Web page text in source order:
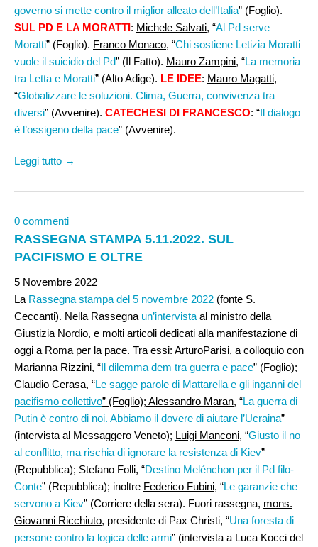
governo si mette contro il miglior alleato dell’Italia” (Foglio).
SUL PD E LA MORATTI: Michele Salvati, “Al Pd serve
Moratti” (Foglio). Franco Monaco, “Chi sostiene Letizia Moratti
vuole il suicidio del Pd” (Il Fatto). Mauro Zampini, “La memoria
tra Letta e Moratti” (Alto Adige). LE IDEE: Mauro Magatti,
“Globalizzare le soluzioni. Clima, Guerra, convivenza tra
diversi” (Avvenire). CATECHESI DI FRANCESCO: “Il dialogo
è l’ossigeno della pace” (Avvenire).
Leggi tutto →
0 commenti
RASSEGNA STAMPA 5.11.2022. SUL
PACIFISMO E OLTRE
5 Novembre 2022
La Rassegna stampa del 5 novembre 2022 (fonte S.
Ceccanti). Nella Rassegna un’intervista al ministro della
Giustizia Nordio, e molti articoli dedicati alla manifestazione di
oggi a Roma per la pace. Tra essi: ArturoParisi, a colloquio con
Marianna Rizzini, “Il dilemma dem tra guerra e pace” (Foglio);
Claudio Cerasa, “Le sagge parole di Mattarella e gli inganni del
pacifismo collettivo” (Foglio); Alessandro Maran, “La guerra di
Putin è contro di noi. Abbiamo il dovere di aiutare l’Ucraina”
(intervista al Messaggero Veneto); Luigi Manconi, “Giusto il no
al conflitto, ma rischia di ignorare la resistenza di Kiev”
(Repubblica); Stefano Folli, “Destino Melénchon per il Pd filo-
Conte” (Repubblica); inoltre Federico Fubini, “Le garanzie che
servono a Kiev” (Corriere della sera). Fuori rassegna, mons.
Giovanni Ricchiuto, presidente di Pax Christi, “Una foresta di
persone contro la logica delle armi” (intervista a Luca Kocci del